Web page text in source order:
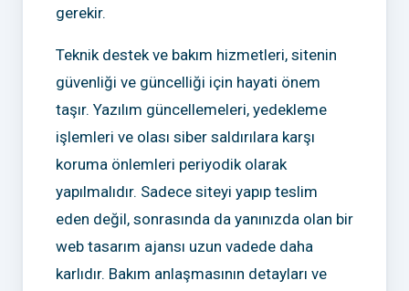
gerekir.
Teknik destek ve bakım hizmetleri, sitenin
güvenliği ve güncelliği için hayati önem
taşır. Yazılım güncellemeleri, yedekleme
işlemleri ve olası siber saldırılara karşı
koruma önlemleri periyodik olarak
yapılmalıdır. Sadece siteyi yapıp teslim
eden değil, sonrasında da yanınızda olan bir
web tasarım ajansı uzun vadede daha
karlıdır. Bakım anlaşmasının detayları ve